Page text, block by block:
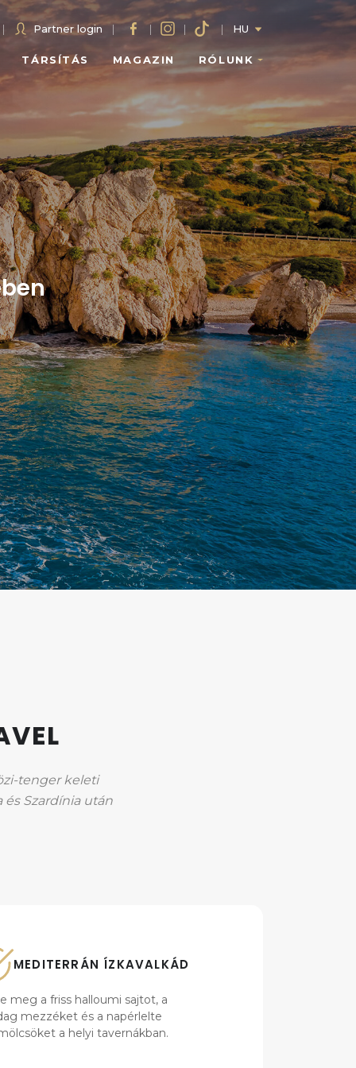
| Partner login | | | | HU
TÁRSÍTÁS MAGAZIN RÓLUNK
tenger keleti
Szardínia után
MEDITERRÁN ÍZKAVALKÁD
meg a friss halloumi sajtot, a
mezzéket és a napérlelte
a helyi tavernákban.